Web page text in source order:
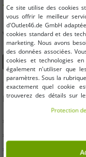
Libre choix des tailles
VOUS POUVEZ
INFORMATION
» Entreprises
» Vos avantages
» Produits originaux et
Ce site utilise des cookies
vous offrir le meilleur
d'Outlet46.de GmbH
cookies standard et des
marketing. Nous avons
des données associées.
cookies et technologies
également n'utiliser que
paramètres. Sous la
exactement quel cookie
trouverez des détails sur
consentement à tout
Protection